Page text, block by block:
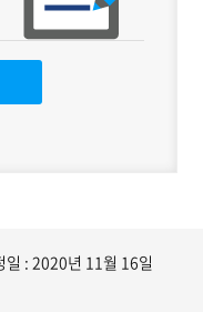
일 : 2020년 11월 16일